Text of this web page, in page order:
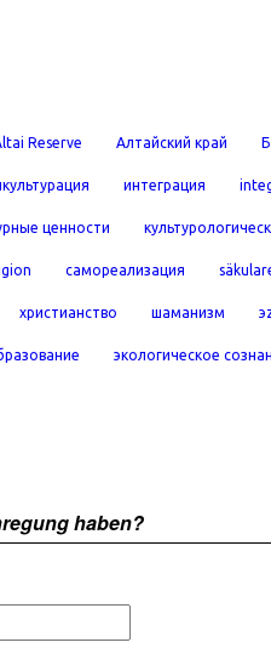
Reserve Алтайский край
интеграция
ценности
самореализация
христианство шаманизм
экологическое
haben?